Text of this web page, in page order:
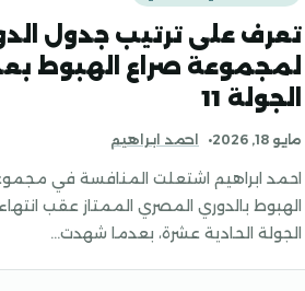
تعرف على ترتيب جدول
لمجموعة صراع الهبوط
الجولة 11
مايو 18, 2026 احمد ابراهيم
احمد ابراهيم اشتعلت المنافسة في
الهبوط بالدوري المصري الممتاز عقب
الجولة الحادية عشرة، بعدما شهدت…